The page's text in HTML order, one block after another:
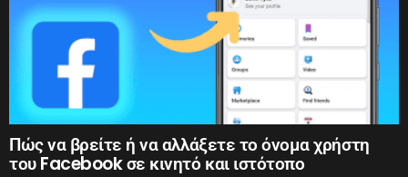
Πώς να βρείτε ή να αλλάξετε το όνομα χρήστη
του Facebook σε κινητό και ιστότοπο